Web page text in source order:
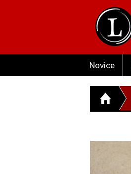
Novice